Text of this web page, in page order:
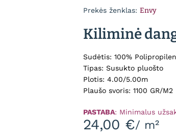
Prekės ženklas: Envy
Kiliminė
Sudėtis: 100%
Tipas: Susukto pluošto
Plotis: 4.00/5.00m
Plaušo svoris: 1100 GR/M2
PASTABA: Minimalus
24,00 €/ m²